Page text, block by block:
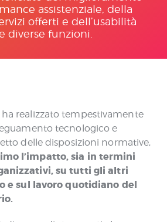
assistenziale, della
offerti e dell’usabilità
diverse funzioni.
realizzato tempestivamente
tecnologico e
delle disposizioni normative,
l’impatto, sia in termini
su tutti gli altri
e sul lavoro quotidiano del